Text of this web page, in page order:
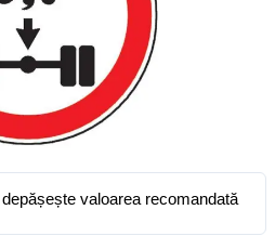
valoarea recomandată